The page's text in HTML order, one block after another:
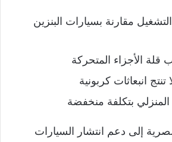
مقارنة بسيارات البنزين
قلة الأجزاء المتحركة
تنتج انبعاثات كربونية
المنزلي بتكلفة منخفضة
إلى دعم انتشار السيارات